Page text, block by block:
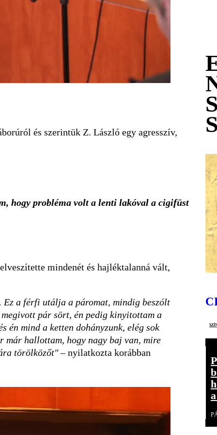
és szerintük Z. László egy agresszív,
hogy probléma volt a lenti lakóval a cigifüst
mindenét és hajléktalanná vált,
Ez a férfi utálja a páromat, mindig beszólt
pár sört, én pedig kinyitottam a
én mind a ketten dohányzunk, elég sok
már hallottam, hogy nagy baj van, mire
törölközőt"– nyilatkozta korábban